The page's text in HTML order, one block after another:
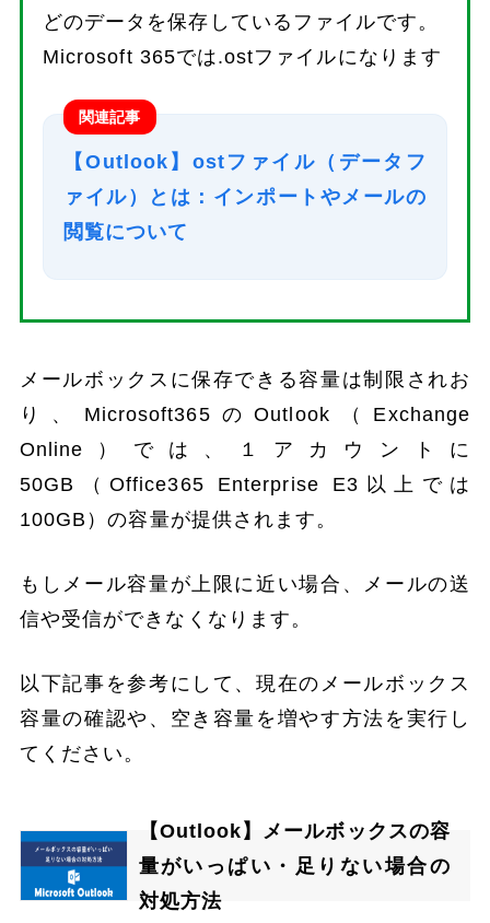
どのデータを保存しているファイルです。
Microsoft 365では.ostファイルになります
関連記事
【Outlook】ostファイル（データフ
ァイル）とは：インポートやメールの
閲覧について
メールボックスに保存できる容量は制限されお
り、Microsoft365のOutlook（Exchange
Online）では、１アカウントに
50GB（Office365 Enterprise E3以上では
100GB）の容量が提供されます。
もしメール容量が上限に近い場合、メールの送
信や受信ができなくなります。
以下記事を参考にして、現在のメールボックス
容量の確認や、空き容量を増やす方法を実行し
てください。
【Outlook】メールボックスの容
量がいっぱい・足りない場合の
対処方法